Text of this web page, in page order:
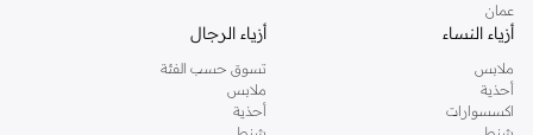
عمان
أزياء النساء
ملابس
أحذية
اكسسوارات
أزياء الرجال
تسوق حسب الفئة
ملابس
أحذية